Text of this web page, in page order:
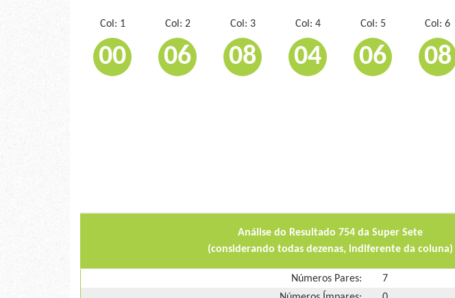
Col: 1
00
Col: 2
06
Col: 3
08
Col: 4
04
Col: 5
06
Col: 6
08
Análise do Resultado 754 da Super Sete
(considerando todas dezenas, indiferente da coluna)
Números Pares:
7